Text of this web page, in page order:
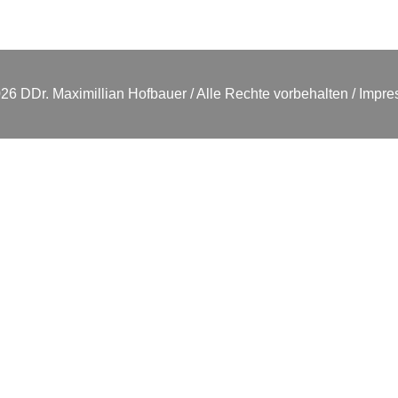
DDr. Maximillian Hofbauer / Alle Rechte vorbehalten